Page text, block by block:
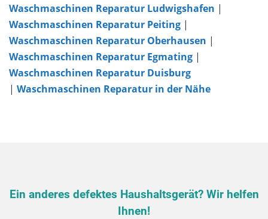
Waschmaschinen Reparatur Ludwigshafen |
Waschmaschinen Reparatur Peiting |
Waschmaschinen Reparatur Oberhausen |
Waschmaschinen Reparatur Egmating |
Waschmaschinen Reparatur Duisburg
| Waschmaschinen Reparatur in der Nähe
Ein anderes defektes Haushaltsgerät? Wir helfen
Ihnen!